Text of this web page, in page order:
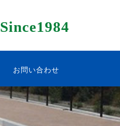
Since1984
お問い合わせ